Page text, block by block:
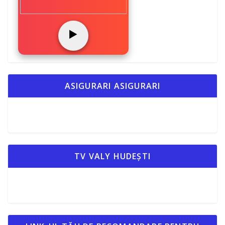
▶️
ASIGURARI ASIGURARI
TV VALY HUDEȘTI